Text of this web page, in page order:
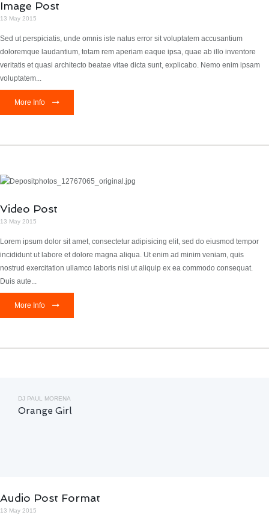
Image Post
13 May 2015
Sed ut perspiciatis, unde omnis iste natus error sit voluptatem accusantium
doloremque laudantium, totam rem aperiam eaque ipsa, quae ab illo inventore
veritatis et quasi architecto beatae vitae dicta sunt, explicabo. Nemo enim ipsam
voluptatem...
More Info
Video Post
13 May 2015
Lorem ipsum dolor sit amet, consectetur adipisicing elit, sed do eiusmod tempor
incididunt ut labore et dolore magna aliqua. Ut enim ad minim veniam, quis
nostrud exercitation ullamco laboris nisi ut aliquip ex ea commodo consequat.
Duis aute...
More Info
DJ PAUL MORENA
Orange Girl
Audio Post Format
13 May 2015